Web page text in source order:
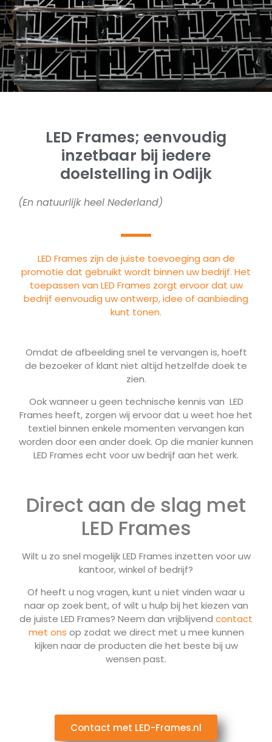
LED Frames; eenvoudig
inzetbaar bij iedere
doelstelling in Odijk
(En natuurlijk heel Nederland)
LED Frames zijn de juiste toevoeging aan de
promotie dat gebruikt wordt binnen uw bedrijf. Het
toepassen van LED Frames zorgt ervoor dat uw
bedrijf eenvoudig uw ontwerp, idee of aanbieding
kunt tonen.
Omdat de afbeelding snel te vervangen is, hoeft
de bezoeker of klant niet altijd hetzelfde doek te
zien.
Ook wanneer u geen technische kennis van LED
Frames heeft, zorgen wij ervoor dat u weet hoe het
textiel binnen enkele momenten vervangen kan
worden door een ander doek. Op die manier kunnen
LED Frames echt voor uw bedrijf aan het werk.
Direct aan de slag met
LED Frames
Wilt u zo snel mogelijk LED Frames inzetten voor uw
kantoor, winkel of bedrijf?
Of heeft u nog vragen, kunt u niet vinden waar u
naar op zoek bent, of wilt u hulp bij het kiezen van
de juiste LED Frames? Neem dan vrijblijvend contact
met ons op zodat we direct met u mee kunnen
kijken naar de producten die het beste bij uw
wensen past.
Contact met LED-Frames.nl